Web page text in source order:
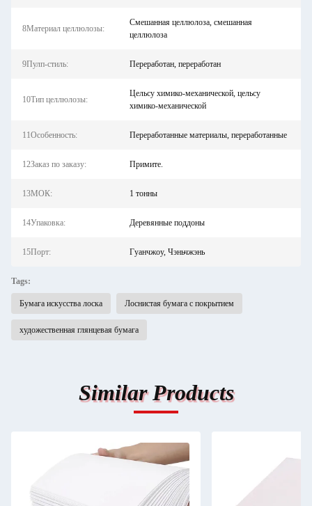
8Материал целлюлозы:
Смешанная целлюлоза, смешанная
целлюлоза
9Пулп-стиль: Переработан, переработан
10Тип целлюлозы:
Цельсу химико-механической, цельсу
химико-механической
11Особенность: Переработанные материалы, переработанные
12Заказ по заказу: Примите.
13МОК: 1 тонны
14Упаковка: Деревянные поддоны
15Порт: Гуанчжоу, Чэньчжэнь
Tags:
Бумага искусства лоска Лоснистая бумага с покрытием
художественная глянцевая бумага
Similar Products